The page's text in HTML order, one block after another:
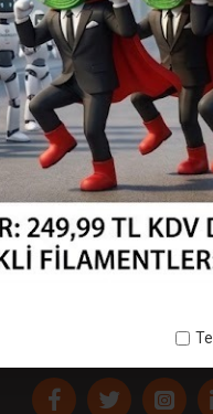
- 140818UZ1475 -
Yumuşak